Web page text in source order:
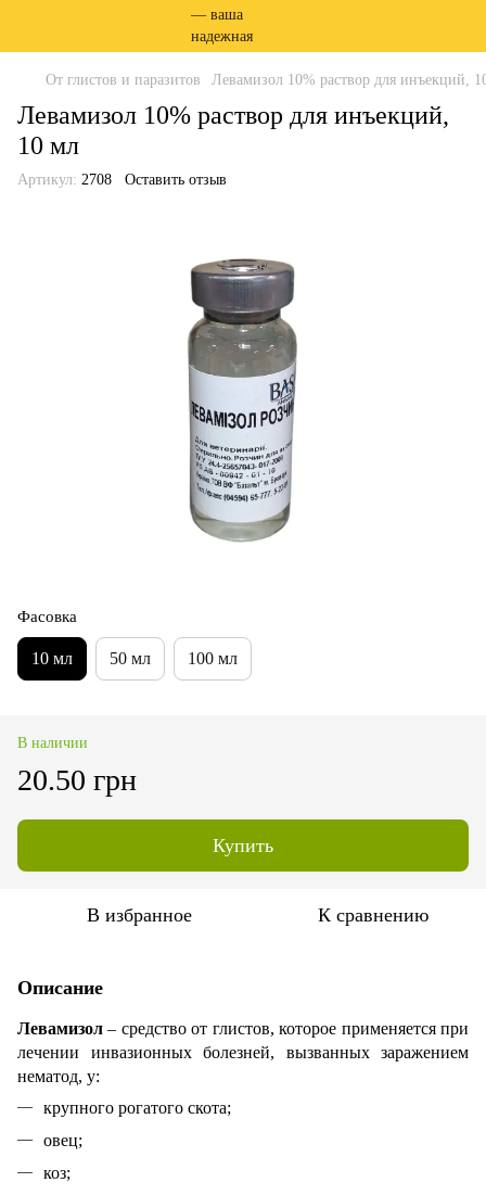
От глистов и паразитов Левамизол 10% раствор для инъекций,
Левамизол 10% раствор для инъекций,
10 мл
Артикул: 2708 Оставить отзыв
Фасовка
10 мл 50 мл 100 мл
В наличии
20.50 грн
Купить
В избранное К сравнению
Описание
Левамизол – средство от глистов, которое применяется при
лечении инвазионных болезней, вызванных заражением
нематод, у:
крупного рогатого скота;
овец;
коз;